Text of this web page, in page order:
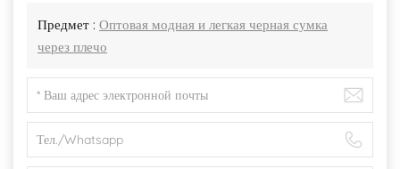
Предмет : Оптовая модная и легкая черная сумка
через плечо